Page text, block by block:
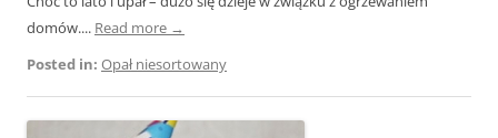
domów.... Read more →
Posted in: Opał niesortowany